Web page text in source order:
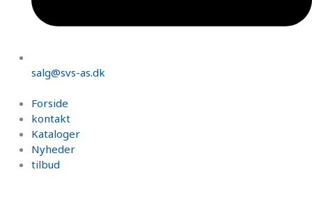
salg@svs-as.dk
Forside
kontakt
Kataloger
Nyheder
tilbud